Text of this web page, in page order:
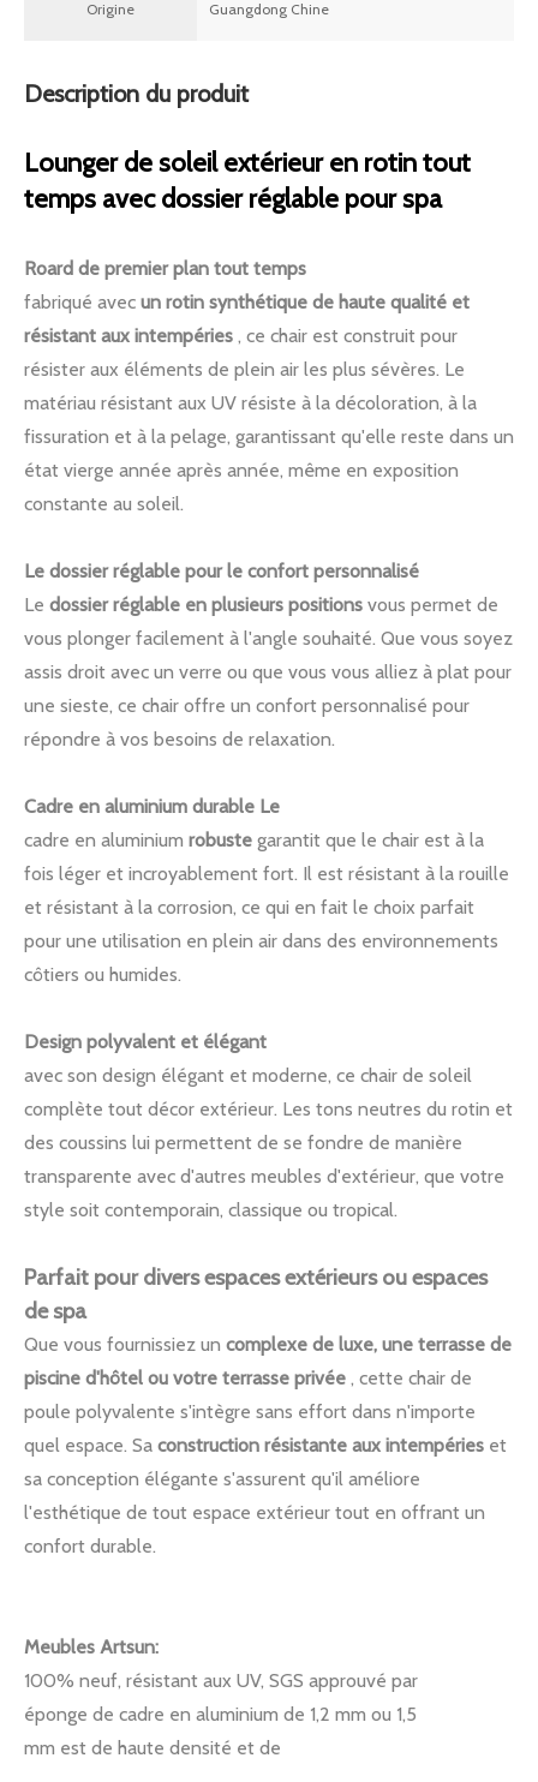
Origine Guangdong Chine
Description du produit
Lounger de soleil extérieur en rotin tout
temps avec dossier réglable pour spa
Roard de premier plan tout temps
fabriqué avec un rotin synthétique de haute qualité et
résistant aux intempéries , ce chair est construit pour
résister aux éléments de plein air les plus sévères. Le
matériau résistant aux UV résiste à la décoloration, à la
fissuration et à la pelage, garantissant qu'elle reste dans un
état vierge année après année, même en exposition
constante au soleil.
Le dossier réglable pour le confort personnalisé
Le dossier réglable en plusieurs positions vous permet de
vous plonger facilement à l'angle souhaité. Que vous soyez
assis droit avec un verre ou que vous vous alliez à plat pour
une sieste, ce chair offre un confort personnalisé pour
répondre à vos besoins de relaxation.
Cadre en aluminium durable Le
cadre en aluminium robuste garantit que le chair est à la
fois léger et incroyablement fort. Il est résistant à la rouille
et résistant à la corrosion, ce qui en fait le choix parfait
pour une utilisation en plein air dans des environnements
côtiers ou humides.
Design polyvalent et élégant
avec son design élégant et moderne, ce chair de soleil
complète tout décor extérieur. Les tons neutres du rotin et
des coussins lui permettent de se fondre de manière
transparente avec d'autres meubles d'extérieur, que votre
style soit contemporain, classique ou tropical.
Parfait pour divers espaces extérieurs ou espaces
de spa
Que vous fournissiez un complexe de luxe, une terrasse de
piscine d'hôtel ou votre terrasse privée , cette chair de
poule polyvalente s'intègre sans effort dans n'importe
quel espace. Sa construction résistante aux intempéries et
sa conception élégante s'assurent qu'il améliore
l'esthétique de tout espace extérieur tout en offrant un
confort durable.
Meubles Artsun:
100% neuf, résistant aux UV, SGS approuvé par
éponge de cadre en aluminium de 1,2 mm ou 1,5
mm est de haute densité et de